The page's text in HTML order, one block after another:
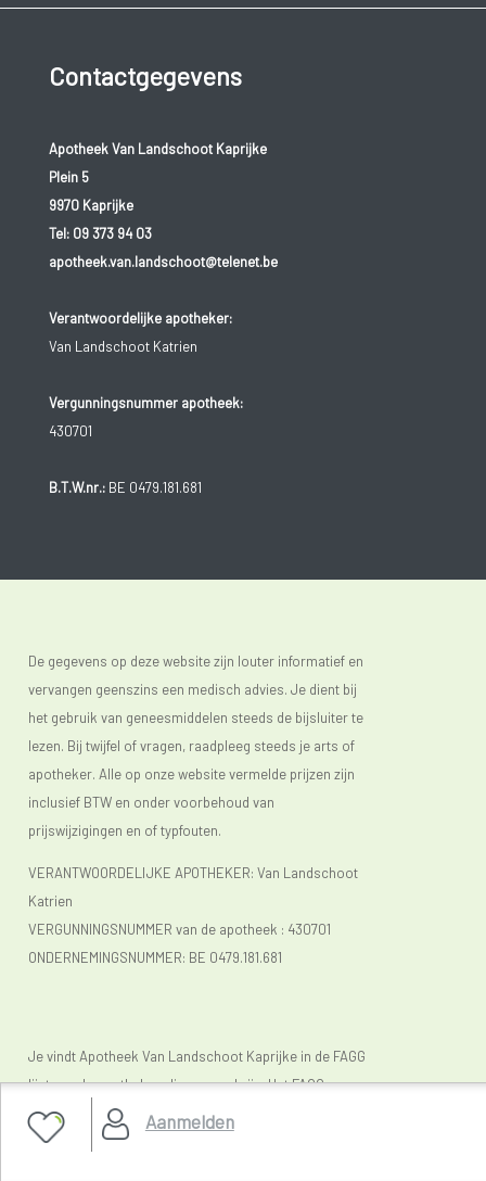
Aanmelden
Contactgegevens
Apotheek Van Landschoot Kaprijke
Plein 5
9970 Kaprijke
Tel: 09 373 94 03
apotheek.van.landschoot@telenet.be
Verantwoordelijke apotheker:
Van Landschoot Katrien
Vergunningsnummer apotheek:
430701
B.T.W.nr.:BE 0479.181.681
De gegevens op deze website zijn louter informatief en
vervangen geenszins een medisch advies. Je dient bij
het gebruik van geneesmiddelen steeds de bijsluiter te
lezen. Bij twijfel of vragen, raadpleeg steeds je arts of
apotheker. Alle op onze website vermelde prijzen zijn
inclusief BTW en onder voorbehoud van
prijswijzigingen en of typfouten.
VERANTWOORDELIJKE APOTHEKER: Van Landschoot
Katrien
VERGUNNINGSNUMMER van de apotheek : 430701
ONDERNEMINGSNUMMER: BE 0479.181.681
Je vindt Apotheek Van Landschoot Kaprijke in de FAGG
lijst van de apotheken die vergund zijn. Het FAGG
(www.fagg.be)controleert de wettelikheid van de
Belgische (online) apotheken.